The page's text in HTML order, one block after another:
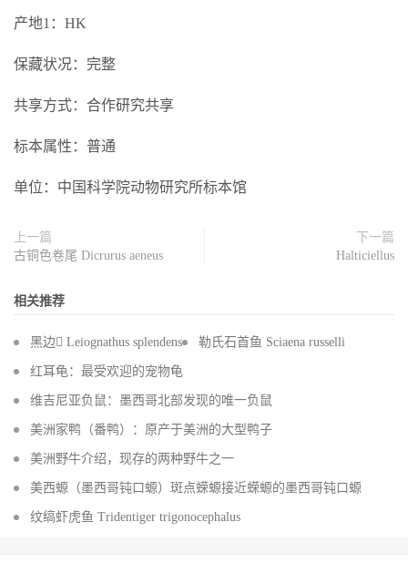
产地1：HK
保藏状况：完整
共享方式：合作研究共享
标本属性：普通
单位：中国科学院动物研究所标本馆
上一篇
古铜色卷尾 Dicrurus aeneus
下一篇
Halticiellus
相关推荐
黑边 Leiognathus splendens 勒氏石首鱼 Sciaena russelli
红耳龟：最受欢迎的宠物龟
维吉尼亚负鼠：墨西哥北部发现的唯一负鼠
美洲家鸭（番鸭）：原产于美洲的大型鸭子
美洲野牛介绍，现存的两种野牛之一
美西螈（墨西哥钝口螈）斑点蝾螈接近蝾螈的墨西哥钝口螈
纹缟虾虎鱼 Tridentiger trigonocephalus